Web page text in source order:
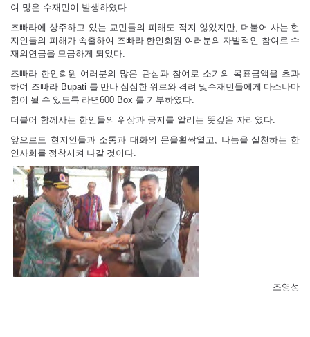
여 많은 수재민이 발생하였다
즈빠라에 상주하고 있는 교민들의 피해도 적지 않았지만 더불어 사는 현
지인들의 피해가 속출하여 즈빠라 한인회원 여러분의 자발적인 참여로 수
재의연금을 모금하게 되었다
즈빠라 한인회원 여러분의 많은 관심과 참여로 소기의 목표금액을 초과
하여 즈빠라 Bupati 를 만나 심심한 위로와 격려 및수재민들에게 다소나마
힘이 될 수 있도록 라면600 Box 를 기부하였다
더불어 함께사는 한인들의 위상과 긍지를 알리는 뜻깊은 자리였다
앞으로도 현지인들과 소통과 대화의 문을활짝열고
나눔을 실천하는 한
인사회를 정착시켜 나갈 것이다
조영성